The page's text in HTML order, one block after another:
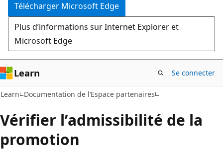
Télécharger Microsoft Edge
Plus d’informations sur Internet Explorer et
Microsoft Edge
Learn Se connecter
Learn Documentation de l’Espace partenaires
Vérifier l’admissibilité de la
promotion